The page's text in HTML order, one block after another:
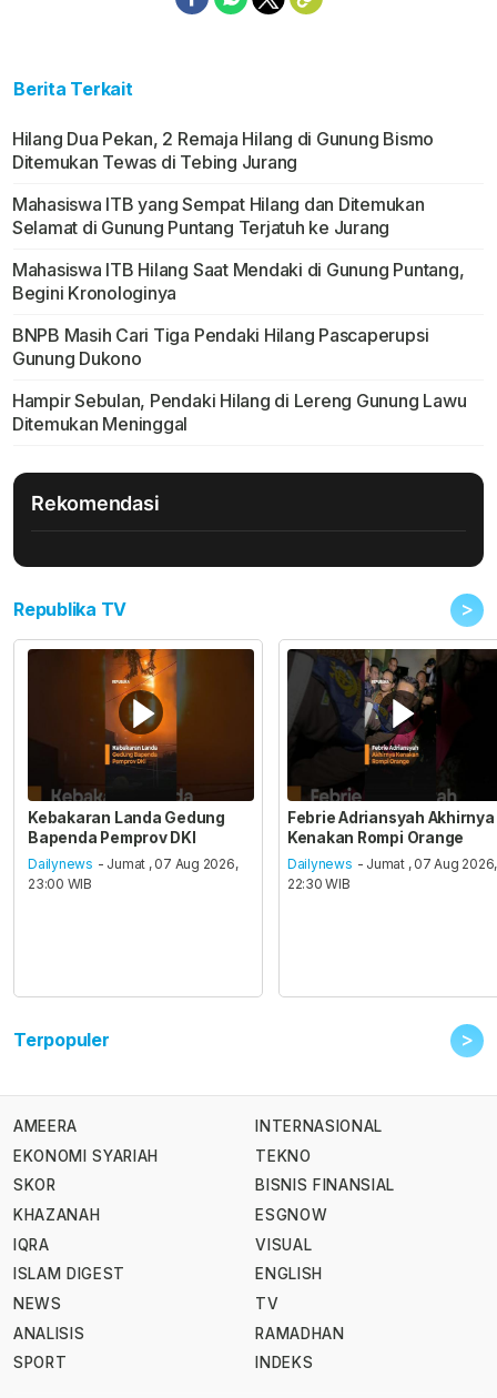
Berita Terkait
Hilang Dua Pekan, 2 Remaja Hilang di Gunung Bismo
Ditemukan Tewas di Tebing Jurang
Mahasiswa ITB yang Sempat Hilang dan Ditemukan
Selamat di Gunung Puntang Terjatuh ke Jurang
Mahasiswa ITB Hilang Saat Mendaki di Gunung Puntang,
Begini Kronologinya
BNPB Masih Cari Tiga Pendaki Hilang Pascaperupsi
Gunung Dukono
Hampir Sebulan, Pendaki Hilang di Lereng Gunung Lawu
Ditemukan Meninggal
Rekomendasi
Republika TV >
Kebakaran Landa Gedung
Bapenda Pemprov DKI
Dailynews - Jumat , 07 Aug 2026,
23:00 WIB
Febrie Adriansyah Akhirnya
Kenakan Rompi Orange
Dailynews - Jumat , 07 Aug 2026,
22:30 WIB
Terpopuler >
AMEERA
EKONOMI SYARIAH
SKOR
KHAZANAH
IQRA
ISLAM DIGEST
NEWS
ANALISIS
SPORT
INTERNASIONAL
TEKNO
BISNIS FINANSIAL
ESGNOW
VISUAL
ENGLISH
TV
RAMADHAN
INDEKS